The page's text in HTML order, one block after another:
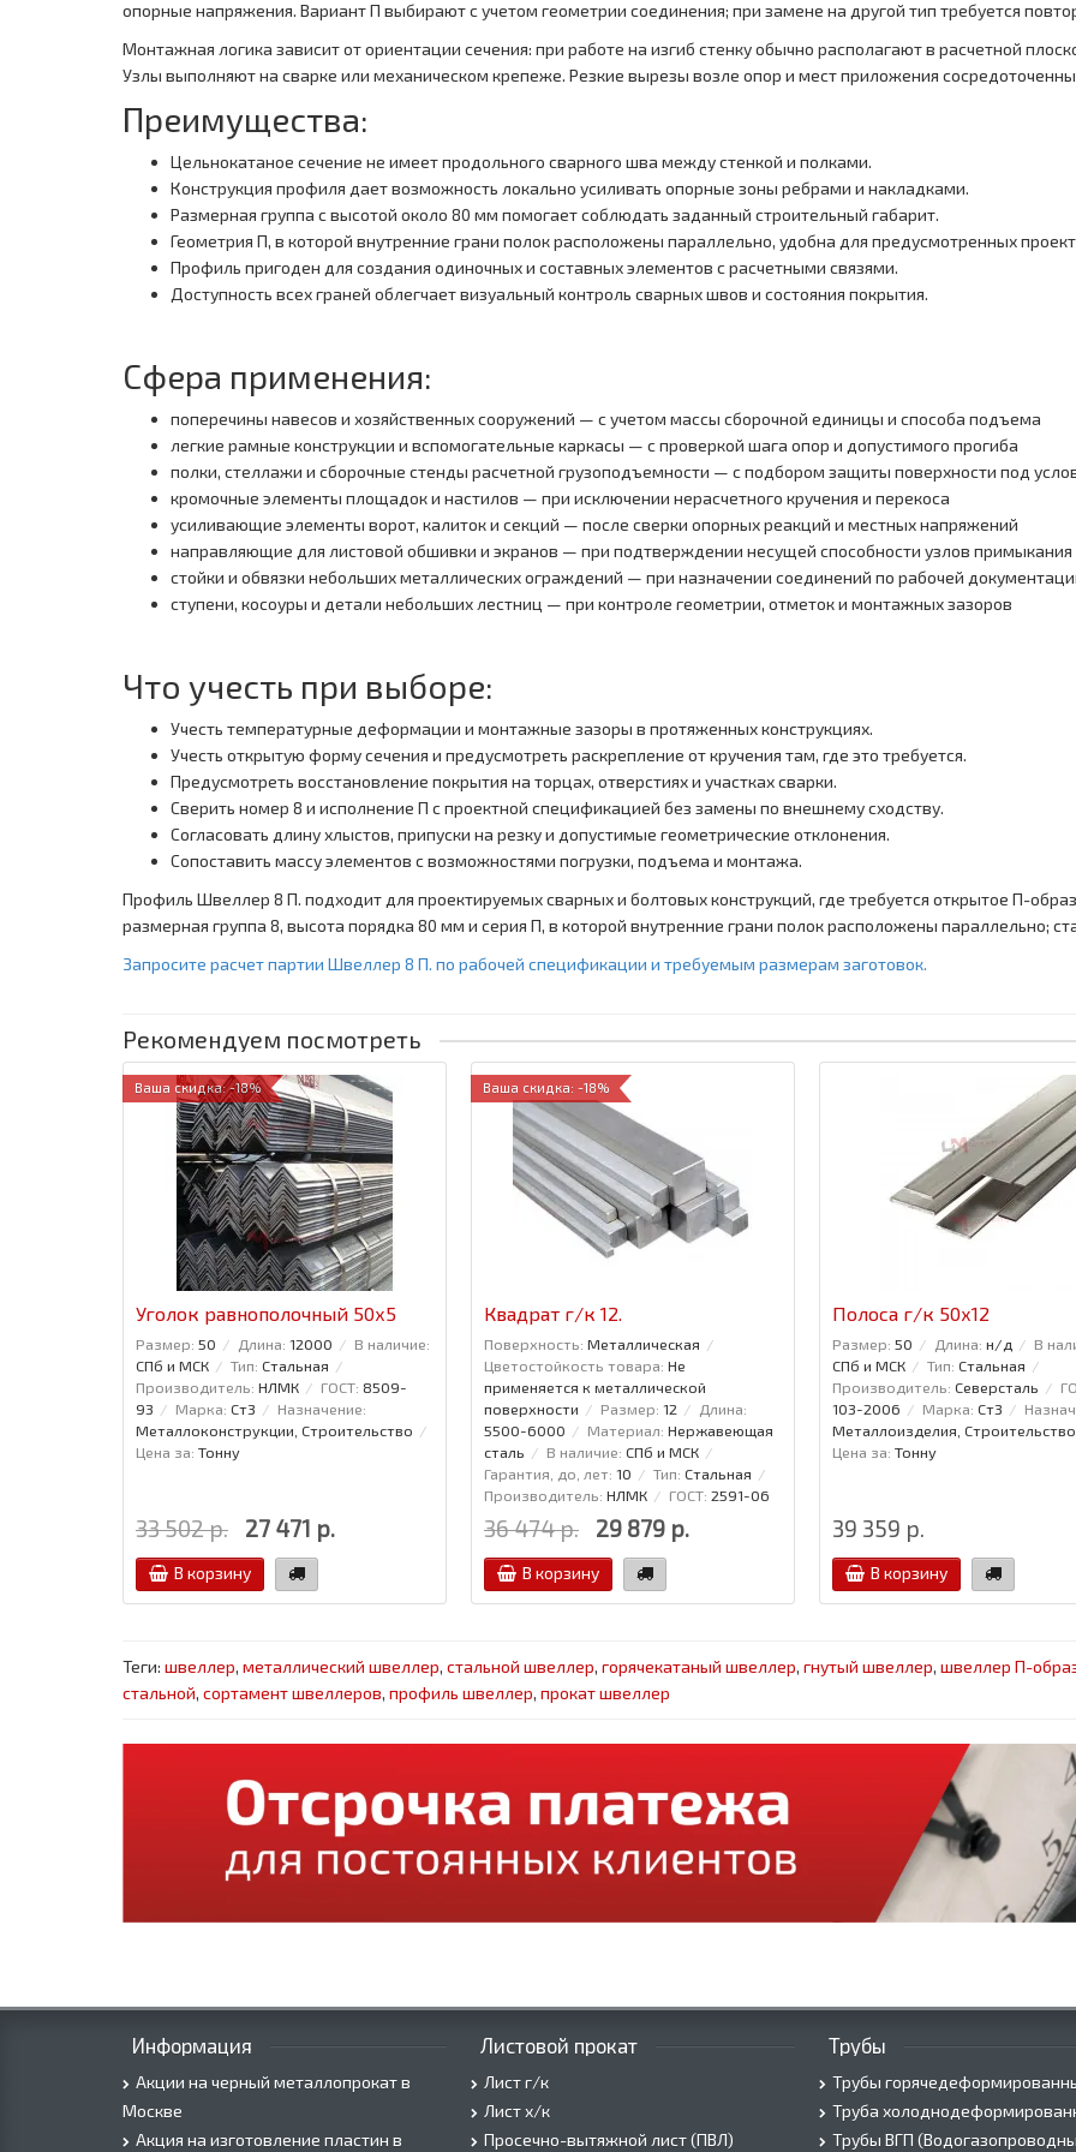
опорные напряжения. Вариант П выбирают с учетом геометрии соединения; при замене на другой тип требуется
Монтажная логика зависит от ориентации сечения: при работе на изгиб стенку обычно располагают в расчетной
Узлы выполняют на сварке или механическом крепеже. Резкие вырезы возле опор и мест приложения
Преимущества:
Цельнокатаное сечение не имеет продольного сварного шва между стенкой и полками.
Конструкция профиля дает возможность локально усиливать опорные зоны ребрами и накладками.
Размерная группа с высотой около 80 мм помогает соблюдать заданный строительный габарит.
Геометрия П, в которой внутренние грани полок расположены параллельно, удобна для предусмотренных
Профиль пригоден для создания одиночных и составных элементов с расчетными связями.
Доступность всех граней облегчает визуальный контроль сварных швов и состояния покрытия.
Сфера применения:
поперечины навесов и хозяйственных сооружений — с учетом массы сборочной единицы и способа подъема
легкие рамные конструкции и вспомогательные каркасы — с проверкой шага опор и допустимого прогиба
полки, стеллажи и сборочные стенды расчетной грузоподъемности — с подбором защиты поверхности под
кромочные элементы площадок и настилов — при исключении нерасчетного кручения и перекоса
усиливающие элементы ворот, калиток и секций — после сверки опорных реакций и местных напряжений
направляющие для листовой обшивки и экранов — при подтверждении несущей способности узлов примыкания
стойки и обвязки небольших металлических ограждений — при назначении соединений по рабочей
ступени, косоуры и детали небольших лестниц — при контроле геометрии, отметок и монтажных зазоров
Что учесть при выборе:
Учесть температурные деформации и монтажные зазоры в протяженных конструкциях.
Учесть открытую форму сечения и предусмотреть раскрепление от кручения там, где это требуется.
Предусмотреть восстановление покрытия на торцах, отверстиях и участках сварки.
Сверить номер 8 и исполнение П с проектной спецификацией без замены по внешнему сходству.
Согласовать длину хлыстов, припуски на резку и допустимые геометрические отклонения.
Сопоставить массу элементов с возможностями погрузки, подъема и монтажа.
Профиль Швеллер 8 П. подходит для проектируемых сварных и болтовых конструкций, где требуется открытое П-
размерная группа 8, высота порядка 80 мм и серия П, в которой внутренние грани полок расположены параллельно;
Запросите расчет партии Швеллер 8 П. по рабочей спецификации и требуемым размерам заготовок.
Рекомендуем посмотреть
Ваша скидка: -18%
Уголок равнополочный 50x5
Размер: 50 Длина: 12000
В наличие:
СПб и МСК
Тип: Стальная
Производитель: НЛМК ГОСТ: 8509-
93
Марка: Ст3
Назначение:
Металлоконструкции, Строительство
Цена за: Тонну
33 502 р. 27 471 р.
В корзину
Ваша скидка: -18%
Квадрат г/к 12.
Поверхность: Металлическая
Цветостойкость товара: Не
применяется к металлической
поверхности
Размер: 12
Длина:
5500-6000
Материал: Нержавеющая
сталь
В наличие: СПб и МСК
Гарантия, до, лет: 10 Тип: Стальная
Производитель: НЛМК ГОСТ: 2591-06
36 474 р. 29 879 р.
В корзину
Полоса г/к 50x12
Размер: 50 Длина: н/д
В
СПб и МСК
Тип: Стальная
Производитель: Северсталь
103-2006
Марка: Ст3
Металлоизделия, Строительство
Цена за: Тонну
39 359 р.
В корзину
Теги: швеллер, металлический швеллер, стальной швеллер, горячекатаный швеллер, гнутый швеллер, швеллер П-
стальной, сортамент швеллеров, профиль швеллер, прокат швеллер
Информация
Акции на черный металлопрокат в
Москве
Акция на изготовление пластин в
Листовой прокат
Лист г/к
Лист х/к
Просечно-вытяжной лист (ПВЛ)
Трубы
Трубы
Труба
Трубы ВГП